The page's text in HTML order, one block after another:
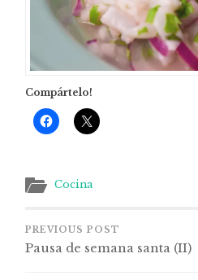
Compártelo!
Cocina
PREVIOUS POST
Pausa de semana santa (II)